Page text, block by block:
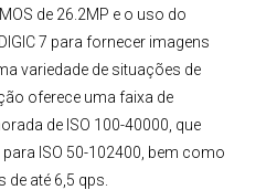
de 26.2MP e o uso do
7 para fornecer imagens
variedade de situações de
oferece uma faixa de
de ISO 100-40000, que
ISO 50-102400, bem como
até 6,5 qps.